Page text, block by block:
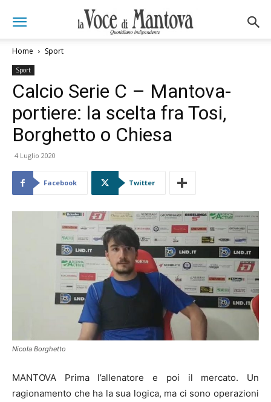
Home Sport
Sport
Calcio Serie C – Mantova-
portiere: la scelta fra Tosi,
Borghetto o Chiesa
4 Luglio 2020
Facebook Twitter
Nicola Borghetto
MANTOVA Prima l’allenatore e poi il mercato. Un
ragionamento che ha la sua logica, ma ci sono operazioni